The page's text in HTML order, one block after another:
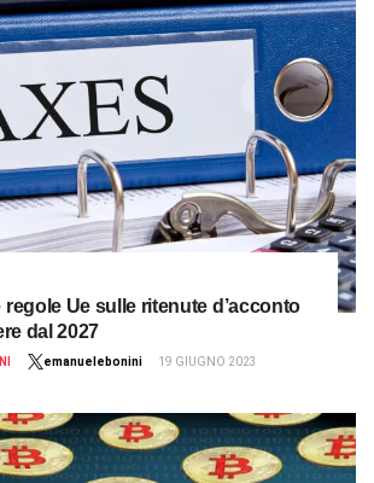
regole Ue sulle ritenute d’acconto
dal 2027
emanuelebonini 19 GIUGNO 2023